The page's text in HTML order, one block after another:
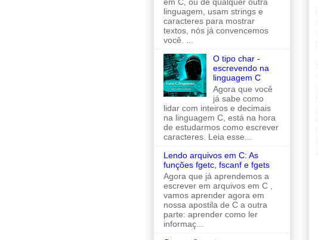
em C, ou de qualquer outra
linguagem, usam strings e
caracteres para mostrar
textos, nós já convencemos
você. ...
O tipo char -
escrevendo na
linguagem C
Agora que você
já sabe como
lidar com inteiros e decimais
na linguagem C, está na hora
de estudarmos como escrever
caracteres. Leia esse...
Lendo arquivos em C: As
funções fgetc, fscanf e fgets
Agora que já aprendemos a
escrever em arquivos em C ,
vamos aprender agora em
nossa apostila de C a outra
parte: aprender como ler
informaç...